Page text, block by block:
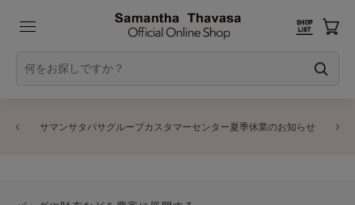
サマンサタバサグループカスタマーセンター夏季休業のお知らせ